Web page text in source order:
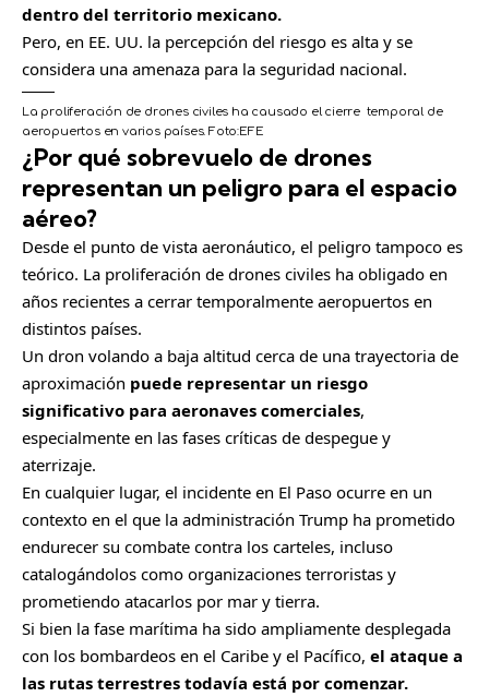
dentro del territorio mexicano.
Pero, en EE. UU. la percepción del riesgo es alta y se
considera una amenaza para la seguridad nacional.
La proliferación de drones civiles ha causado el cierre temporal de
aeropuertos en varios países. Foto:EFE
¿Por qué sobrevuelo de drones
representan un peligro para el espacio
aéreo?
Desde el punto de vista aeronáutico, el peligro tampoco es
teórico. La proliferación de drones civiles ha obligado en
años recientes a cerrar temporalmente aeropuertos en
distintos países.
Un dron volando a baja altitud cerca de una trayectoria de
aproximación puede representar un riesgo
significativo para aeronaves comerciales,
especialmente en las fases críticas de despegue y
aterrizaje.
En cualquier lugar, el incidente en El Paso ocurre en un
contexto en el que la administración Trump ha prometido
endurecer su combate contra los carteles, incluso
catalogándolos como organizaciones terroristas y
prometiendo atacarlos por mar y tierra.
Si bien la fase marítima ha sido ampliamente desplegada
con los bombardeos en el Caribe y el Pacífico, el ataque a
las rutas terrestres todavía está por comenzar.